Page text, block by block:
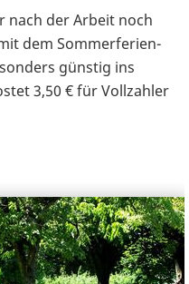
nach der Arbeit noch
dem Sommerferien-
günstig ins
3,50 € für Vollzahler